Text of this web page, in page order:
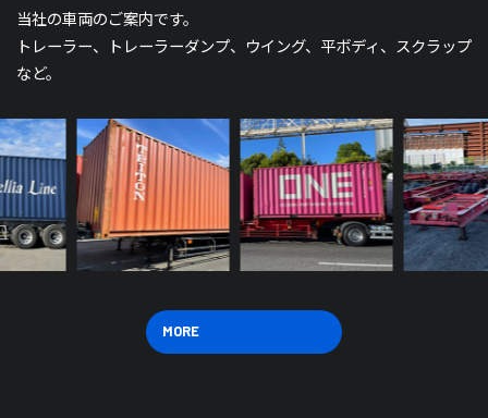
当社の車両のご案内です。
トレーラー、トレーラーダンプ、ウイング、平ボディ、スクラップ
など。
MORE